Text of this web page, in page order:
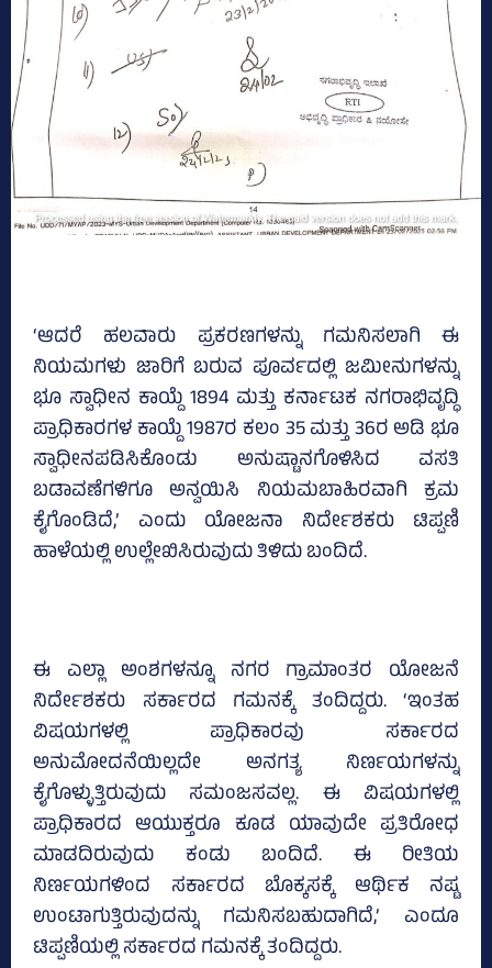
‘ಆದರೆ ಹಲವಾರು ಪ್ರಕರಣಗಳನ್ನು ಗಮನಿಸಲಾಗಿ ಈ
ನಿಯಮಗಳು ಜಾರಿಗೆ ಬರುವ ಪೂರ್ವದಲ್ಲಿ ಜಮೀನುಗಳನ್ನು
ಭೂ ಸ್ವಾಧೀನ ಕಾಯ್ದೆ 1894 ಮತ್ತು ಕರ್ನಾಟಕ ನಗರಾಭಿವೃದ್ಧಿ
ಪ್ರಾಧಿಕಾರಗಳ ಕಾಯ್ದೆ 1987ರ ಕಲಂ 35 ಮತ್ತು 36ರ ಅಡಿ ಭೂ
ಸ್ವಾಧೀನಪಡಿಸಿಕೊಂಡು ಅನುಷ್ಟಾನಗೊಳಿಸಿದ ವಸತಿ
ಬಡಾವಣೆಗಳಿಗೂ ಅನ್ವಯಿಸಿ ನಿಯಮಬಾಹಿರವಾಗಿ ಕ್ರಮ
ಕೈಗೊಂಡಿದೆ,’ ಎಂದು ಯೋಜನಾ ನಿರ್ದೇಶಕರು ಟಿಪ್ಪಣಿ
ಹಾಳೆಯಲ್ಲಿ ಉಲ್ಲೇಖಿಸಿರುವುದು ತಿಳಿದು ಬಂದಿದೆ.
ಈ ಎಲ್ಲಾ ಅಂಶಗಳನ್ನೂ ನಗರ ಗ್ರಾಮಾಂತರ ಯೋಜನೆ
ನಿರ್ದೇಶಕರು ಸರ್ಕಾರದ ಗಮನಕ್ಕೆ ತಂದಿದ್ದರು. ‘ಇಂತಹ
ವಿಷಯಗಳಲ್ಲಿ ಪ್ರಾಧಿಕಾರವು ಸರ್ಕಾರದ
ಅನುಮೋದನೆಯಿಲ್ಲದೇ ಅನಗತ್ಯ ನಿರ್ಣಯಗಳನ್ನು
ಕೈಗೊಳ್ಳುತ್ತಿರುವುದು ಸಮಂಜಸವಲ್ಲ. ಈ ವಿಷಯಗಳಲ್ಲಿ
ಪ್ರಾಧಿಕಾರದ ಆಯುಕ್ತರೂ ಕೂಡ ಯಾವುದೇ ಪ್ರತಿರೋಧ
ಮಾಡದಿರುವುದು ಕಂಡು ಬಂದಿದೆ. ಈ ರೀತಿಯ
ನಿರ್ಣಯಗಳಿಂದ ಸರ್ಕಾರದ ಬೊಕ್ಕಸಕ್ಕೆ ಆರ್ಥಿಕ ನಷ್ಟ
ಉಂಟಾಗುತ್ತಿರುವುದನ್ನು ಗಮನಿಸಬಹುದಾಗಿದೆ,’ ಎಂದೂ
ಟಿಪ್ಪಣಿಯಲ್ಲಿ ಸರ್ಕಾರದ ಗಮನಕ್ಕೆ ತಂದಿದ್ದರು.